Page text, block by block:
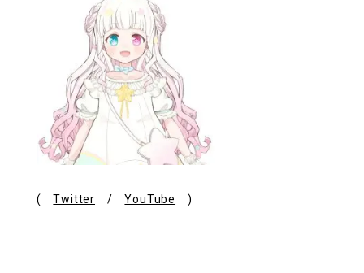
(Twitter /YouTube )